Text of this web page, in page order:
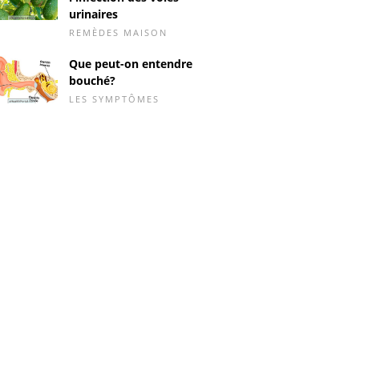
urinaires
REMÈDES MAISON
Que peut-on entendre
bouché?
LES SYMPTÔMES